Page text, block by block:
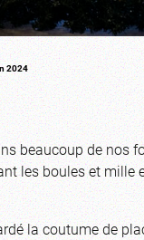
2024
beaucoup de nos
les boules et mille
la coutume de